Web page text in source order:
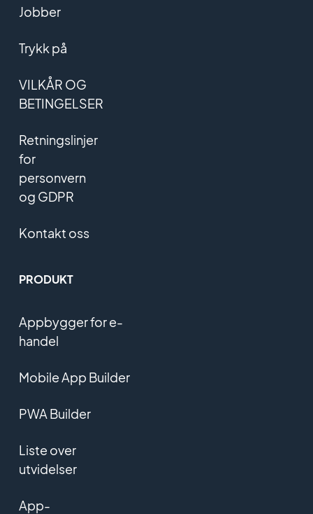
Jobber
Trykk på
VILKÅR OG
BETINGELSER
Retningslinjer
for
personvern
og GDPR
Kontakt oss
PRODUKT
Appbygger for e-
handel
Mobile App Builder
PWA Builder
Liste over
utvidelser
App-